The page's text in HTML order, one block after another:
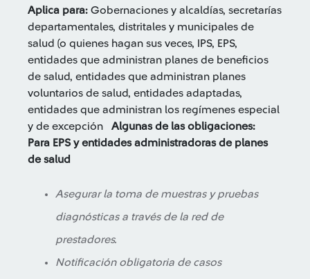
Aplica para: Gobernaciones y alcaldías, secretarías
departamentales, distritales y municipales de
salud (o quienes hagan sus veces, IPS, EPS,
entidades que administran planes de beneficios
de salud, entidades que administran planes
voluntarios de salud, entidades adaptadas,
entidades que administran los regímenes especial
y de excepción Algunas de las obligaciones:
Para EPS y entidades administradoras de planes
de salud
Asegurar la toma de muestras y pruebas
diagnósticas a través de la red de
prestadores.
Notificación obligatoria de casos